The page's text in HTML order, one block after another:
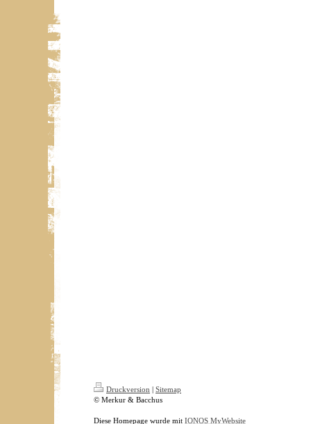
Druckversion | Sitemap
© Merkur & Bacchus
Diese Homepage wurde mit IONOS MyWebsite